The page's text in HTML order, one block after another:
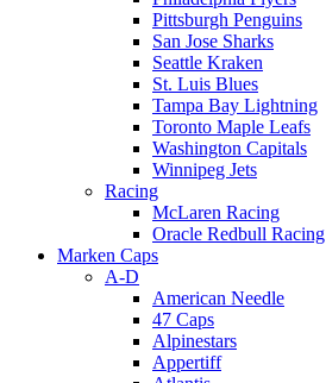
Pittsburgh Penguins
San Jose Sharks
Seattle Kraken
St. Luis Blues
Tampa Bay Lightning
Toronto Maple Leafs
Washington Capitals
Winnipeg Jets
Racing
McLaren Racing
Oracle Redbull Racing
Marken Caps
A-D
American Needle
47 Caps
Alpinestars
Appertiff